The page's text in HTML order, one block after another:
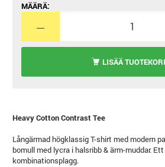
MÄÄRÄ:
LISÄÄ
Heavy Cotton Contrast Tee
Långärmad högklassig T-shirt med modern
bomull med lycra i halsribb & ärm-muddar.
kombinationsplagg.